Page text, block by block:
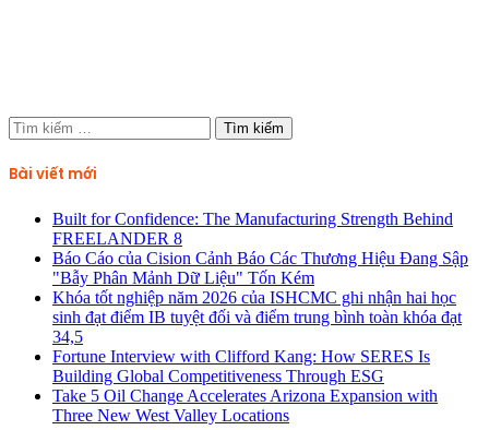
Tìm
kiếm
cho:
Bài viết mới
Built for Confidence: The Manufacturing Strength Behind
FREELANDER 8
Báo Cáo của Cision Cảnh Báo Các Thương Hiệu Đang Sập
"Bẫy Phân Mảnh Dữ Liệu" Tốn Kém
Khóa tốt nghiệp năm 2026 của ISHCMC ghi nhận hai học
sinh đạt điểm IB tuyệt đối và điểm trung bình toàn khóa đạt
34,5
Fortune Interview with Clifford Kang: How SERES Is
Building Global Competitiveness Through ESG
Take 5 Oil Change Accelerates Arizona Expansion with
Three New West Valley Locations